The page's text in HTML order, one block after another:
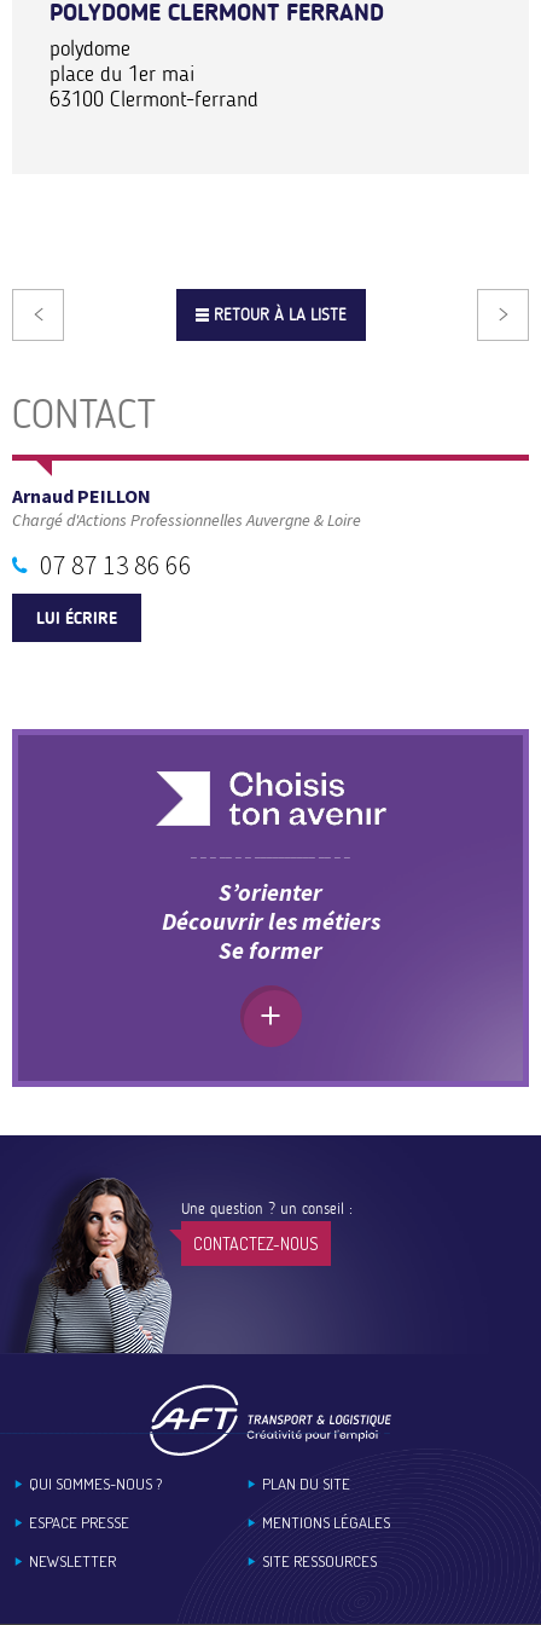
POLYDOME CLERMONT FERRAND
polydome
place du 1er mai
63100 Clermont-ferrand
RETOUR À LA LISTE
CONTACT
Arnaud PEILLON
Chargé d'Actions Professionnelles Auvergne & Loire
07 87 13 86 66
LUI ÉCRIRE
S’orienter
Découvrir les métiers
Se former
Une question ? un conseil :
CONTACTEZ-NOUS
QUI SOMMES-NOUS ?
ESPACE PRESSE
NEWSLETTER
PLAN DU SITE
MENTIONS LÉGALES
SITE RESSOURCES